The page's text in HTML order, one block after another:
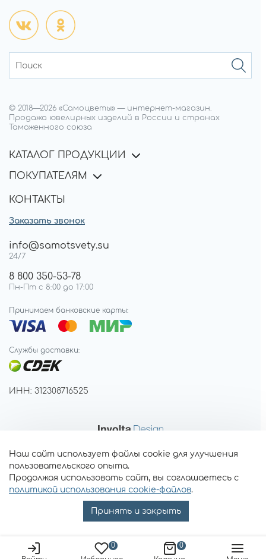
0
0
© 2018—2026 «Самоцветы» — интернет-магазин.
Продажа ювелирных изделий в России и странах
Таможенного союза
КАТАЛОГ ПРОДУКЦИИ
ПОКУПАТЕЛЯМ
КОНТАКТЫ
Заказать звонок
info@samotsvety.su
24/7
8 800 350-53-78
Пн-Пт с 8:00 до 17:00
Принимаем банковские карты:
Службы доставки:
ИНН: 312308716525
Наш сайт использует файлы cookie для улучшения
пользовательского опыта.
Продолжая использовать сайт, вы соглашаетесь с
политикой использования cookie-файлов.
Принять и закрыть